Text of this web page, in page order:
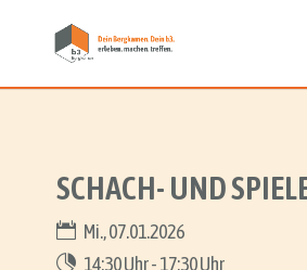
SCHACH- UND
Mi., 07.01.2026
14:30 Uhr - 17:30 Uhr